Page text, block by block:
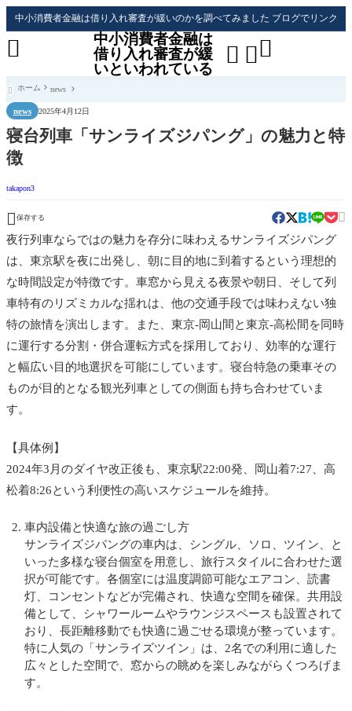
中小消費者金融は借り入れ審査が緩いのかを調べてみました ブログでリンク
中小消費者金融は
借り入れ審査が緩
いといわれている
 

 ホーム news
news 2025年4月12日
寝台列車「サンライズジパング」の魅力と特
徴
takapon3
 保存する 
夜行列車ならではの魅力を存分に味わえるサンライズジパング
は、東京駅を夜に出発し、朝に目的地に到着するという理想的
な時間設定が特徴です。車窓から見える夜景や朝日、そして列
車特有のリズミカルな揺れは、他の交通手段では味わえない独
特の旅情を演出します。また、東京-岡山間と東京-高松間を同時
に運行する分割・併合運転方式を採用しており、効率的な運行
と幅広い目的地選択を可能にしています。寝台特急の乗車その
ものが目的となる観光列車としての側面も持ち合わせていま
す。
【具体例】
2024年3月のダイヤ改正後も、東京駅22:00発、岡山着7:27、高
松着8:26という利便性の高いスケジュールを維持。
車内設備と快適な旅の過ごし方
サンライズジパングの車内は、シングル、ソロ、ツイン、と
いった多様な寝台個室を用意し、旅行スタイルに合わせた選
択が可能です。各個室には温度調節可能なエアコン、読書
灯、コンセントなどが完備され、快適な空間を確保。共用設
備として、シャワールームやラウンジスペースも設置されて
おり、長距離移動でも快適に過ごせる環境が整っています。
特に人気の「サンライズツイン」は、2名での利用に適した
広々とした空間で、窓からの眺めを楽しみながらくつろげま
す。